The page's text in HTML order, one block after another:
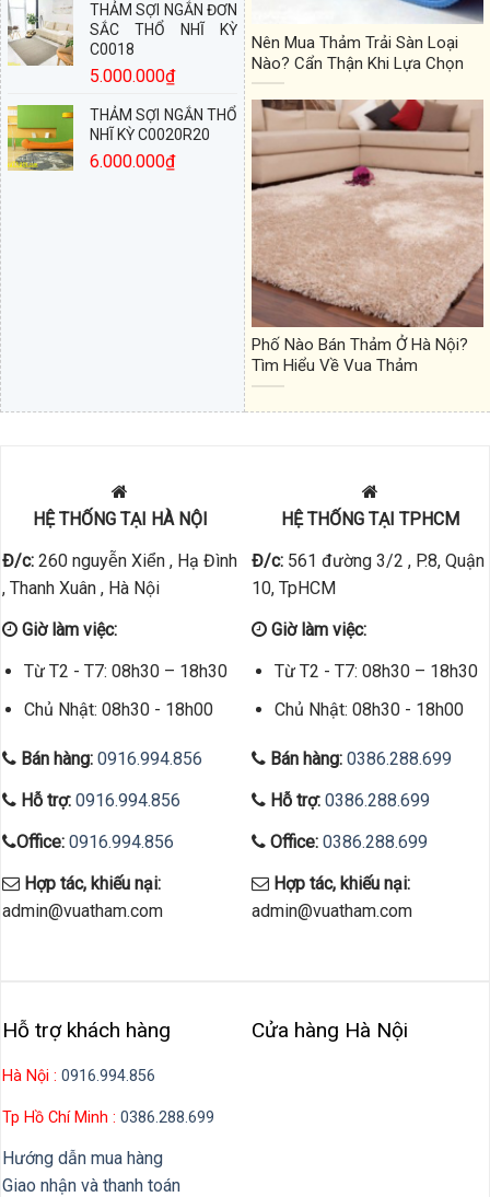
THẢM SỢI NGẮN ĐƠN
SẮC THỔ NHĨ KỲ
C0018
5.000.000₫
THẢM SỢI NGẮN THỔ
NHĨ KỲ C0020R20
6.000.000₫
Nên Mua Thảm Trải Sàn Loại
Nào? Cẩn Thận Khi Lựa Chọn
Phố Nào Bán Thảm Ở Hà Nội?
Tìm Hiểu Về Vua Thảm
HỆ THỐNG TẠI HÀ NỘI
Đ/c:260 nguyễn Xiển , Hạ Đình
, Thanh Xuân , Hà Nội
Giờ làm việc:
Từ T2 - T7: 08h30 – 18h30
Chủ Nhật: 08h30 - 18h00
Bán hàng: 0916.994.856
Hỗ trợ: 0916.994.856
Office: 0916.994.856
Hợp tác, khiếu nại:
admin@vuatham.com
HỆ THỐNG TẠI TPHCM
Đ/c:561 đường 3/2 , P.8, Quận
10, TpHCM
Giờ làm việc:
Từ T2 - T7: 08h30 – 18h30
Chủ Nhật: 08h30 - 18h00
Bán hàng: 0386.288.699
Hỗ trợ: 0386.288.699
Office: 0386.288.699
Hợp tác, khiếu nại:
admin@vuatham.com
Hỗ trợ khách hàng
Hà Nội : 0916.994.856
Tp Hồ Chí Minh : 0386.288.699
Hướng dẫn mua hàng
Giao nhận và thanh toán
Cửa hàng Hà Nội